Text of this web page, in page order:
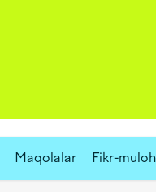
Maqolalar Fikr-